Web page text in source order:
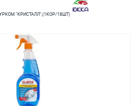
"КРИСТАЛЛ",(1КОР/18ШТ)